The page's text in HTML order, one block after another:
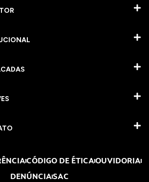
CÓDIGO DE ÉTICAOUVIDORIA
DENÚNCIASAC